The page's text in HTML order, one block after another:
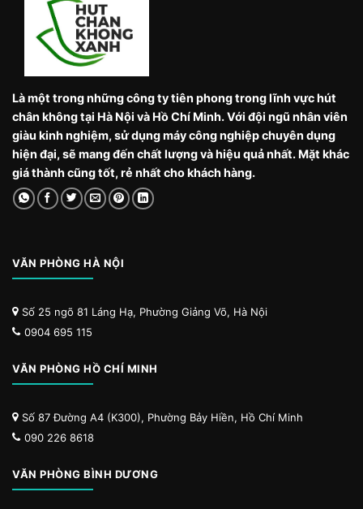
Là một trong những công ty tiên phong trong lĩnh vực hút
chân không tại Hà Nội và Hồ Chí Minh. Với đội ngũ nhân viên
giàu kinh nghiệm, sử dụng máy công nghiệp chuyên dụng
hiện đại, sẽ mang đến chất lượng và hiệu quả nhất. Mặt khác
giá thành cũng tốt, rẻ nhất cho khách hàng.
VĂN PHÒNG HÀ NỘI
Số 25 ngõ 81 Láng Hạ, Phường Giảng Võ, Hà Nội
0904 695 115
VĂN PHÒNG HỒ CHÍ MINH
Số 87 Đường A4 (K300), Phường Bảy Hiền, Hồ Chí Minh
090 226 8618
VĂN PHÒNG BÌNH DƯƠNG